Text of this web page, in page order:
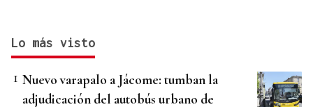
Lo más visto
Nuevo varapalo a Jácome: tumban la
adjudicación del autobús urbano de